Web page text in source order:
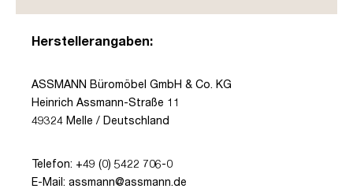
Herstellerangaben:
ASSMANN Büromöbel GmbH & Co. KG
Heinrich Assmann-Straße 11
49324 Melle / Deutschland
Telefon: +49 (0) 5422 706-0
E-Mail: assmann@assmann.de